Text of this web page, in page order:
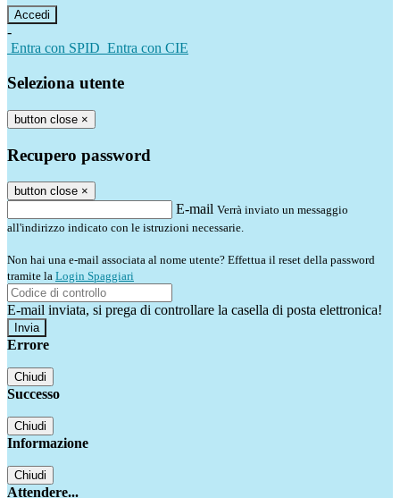
-
Entra con SPID Entra con CIE
Seleziona utente
button close ×
Recupero password
button close ×
E-mail Verrà inviato un messaggio
all'indirizzo indicato con le istruzioni necessarie.
Non hai una e-mail associata al nome utente? Effettua il reset della password
tramite la Login Spaggiari
E-mail inviata, si prega di controllare la casella di posta elettronica!
Errore
Chiudi
Successo
Chiudi
Informazione
Chiudi
Attendere...